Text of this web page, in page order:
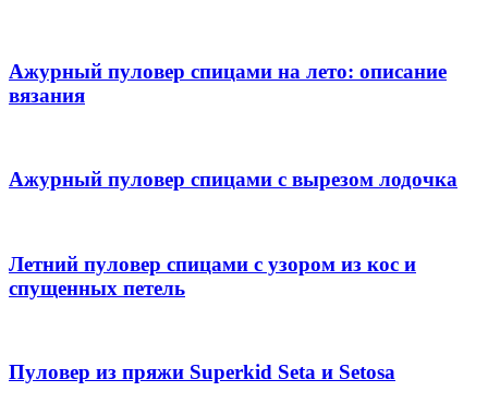
Ажурный пуловер спицами на лето: описание
вязания
Ажурный пуловер спицами с вырезом лодочка
Летний пуловер спицами с узором из кос и
спущенных петель
Пуловер из пряжи Superkid Seta и Setosa